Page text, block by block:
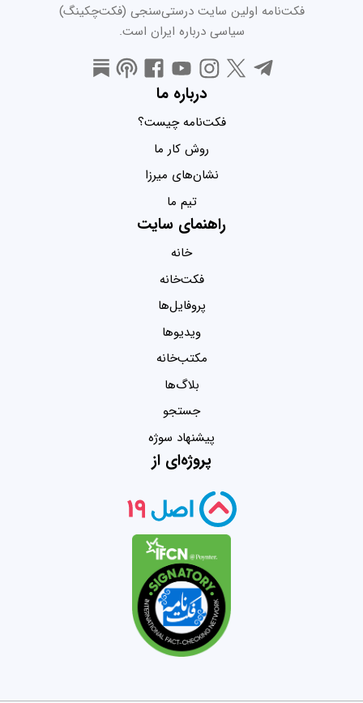
فکت‌نامه اولین سایت درستی‌سنجی (فکت‌چکینگ)
سیاسی درباره ایران است.
درباره ما
فکت‌نامه چیست؟
روش کار ما
نشان‌های میرزا
تیم ما
راهنمای سایت
خانه
فکت‌خانه
پروفایل‌ها
ویدیو‌ها
مکتب‌خانه
بلاگ‌ها
جستجو
پیشنهاد سوژه
پروژه‌ای از